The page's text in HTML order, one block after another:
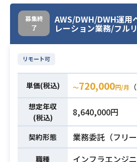
業務内容
既存保守担当
を実施し、弊社
に落とし込みを
・障害解析、ア
EC2 の準備、
HEL) へのパッチ
証明書の更新
よる負荷対応
・Hinemos の監
・API GWのクラ
・Deep Security
募集終
了
AWS/DWH/DWH運用
レーション業務/フル
リモート可
単価(税込) 〜720,000円/月
想定年収
(税込)
8,640,000円
契約形態 業務委託（フリー
職種 インフラエンジ